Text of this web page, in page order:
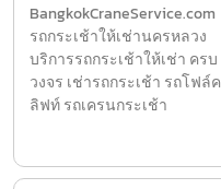
BangkokCraneService.com
รถกระเช้าให้เช่านครหลวง
บริการรถกระเช้าให้เช่า ครบ
วงจร เช่ารถกระเช้า รถโฟล์ค
ลิฟท์ รถเครนกระเช้า